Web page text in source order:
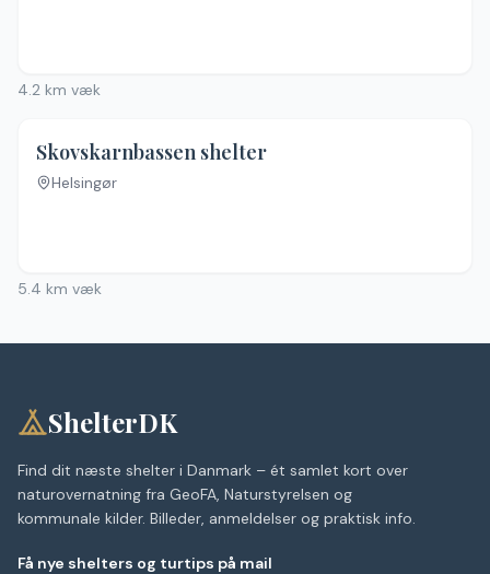
4.2 km væk
Skovskarnbassen shelter
Helsingør
5.4 km væk
ShelterDK
Find dit næste shelter i Danmark – ét samlet kort over
naturovernatning fra GeoFA, Naturstyrelsen og
kommunale kilder. Billeder, anmeldelser og praktisk info.
Få nye shelters og turtips på mail